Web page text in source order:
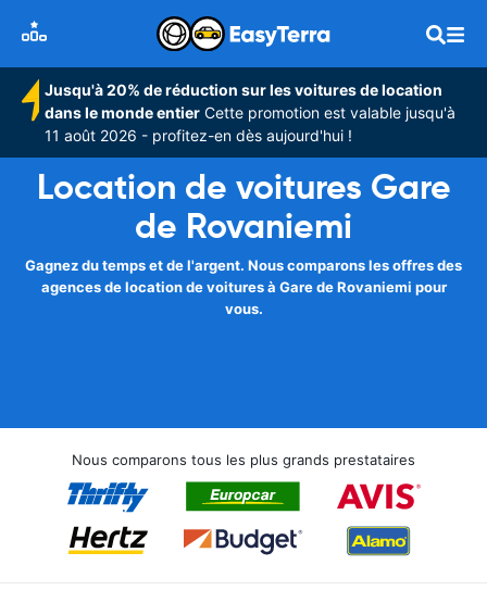
Jusqu'à 20% de réduction sur les voitures de location
dans le monde entier Cette promotion est valable jusqu'à
11 août 2026 - profitez-en dès aujourd'hui !
Location de voitures Gare
de Rovaniemi
Gagnez du temps et de l'argent. Nous comparons les offres des
agences de location de voitures à Gare de Rovaniemi pour
vous.
Nous comparons tous les plus grands prestataires